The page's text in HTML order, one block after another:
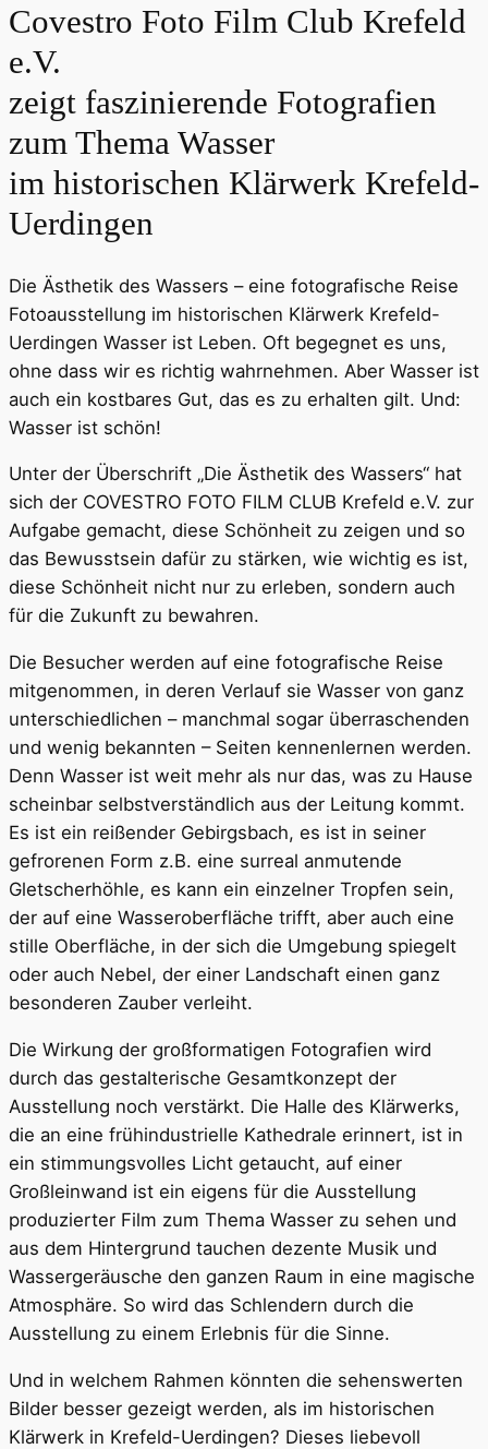
Covestro Foto Film Club Krefeld
e.V.
zeigt faszinierende Fotografien
zum Thema Wasser
im historischen Klärwerk Krefeld-
Uerdingen
Die Ästhetik des Wassers – eine fotografische Reise
Fotoausstellung im historischen Klärwerk Krefeld-
Uerdingen Wasser ist Leben. Oft begegnet es uns,
ohne dass wir es richtig wahrnehmen. Aber Wasser ist
auch ein kostbares Gut, das es zu erhalten gilt. Und:
Wasser ist schön!
Unter der Überschrift „Die Ästhetik des Wassers“ hat
sich der COVESTRO FOTO FILM CLUB Krefeld e.V. zur
Aufgabe gemacht, diese Schönheit zu zeigen und so
das Bewusstsein dafür zu stärken, wie wichtig es ist,
diese Schönheit nicht nur zu erleben, sondern auch
für die Zukunft zu bewahren.
Die Besucher werden auf eine fotografische Reise
mitgenommen, in deren Verlauf sie Wasser von ganz
unterschiedlichen – manchmal sogar überraschenden
und wenig bekannten – Seiten kennenlernen werden.
Denn Wasser ist weit mehr als nur das, was zu Hause
scheinbar selbstverständlich aus der Leitung kommt.
Es ist ein reißender Gebirgsbach, es ist in seiner
gefrorenen Form z.B. eine surreal anmutende
Gletscherhöhle, es kann ein einzelner Tropfen sein,
der auf eine Wasseroberfläche trifft, aber auch eine
stille Oberfläche, in der sich die Umgebung spiegelt
oder auch Nebel, der einer Landschaft einen ganz
besonderen Zauber verleiht.
Die Wirkung der großformatigen Fotografien wird
durch das gestalterische Gesamtkonzept der
Ausstellung noch verstärkt. Die Halle des Klärwerks,
die an eine frühindustrielle Kathedrale erinnert, ist in
ein stimmungsvolles Licht getaucht, auf einer
Großleinwand ist ein eigens für die Ausstellung
produzierter Film zum Thema Wasser zu sehen und
aus dem Hintergrund tauchen dezente Musik und
Wassergeräusche den ganzen Raum in eine magische
Atmosphäre. So wird das Schlendern durch die
Ausstellung zu einem Erlebnis für die Sinne.
Und in welchem Rahmen könnten die sehenswerten
Bilder besser gezeigt werden, als im historischen
Klärwerk in Krefeld-Uerdingen? Dieses liebevoll